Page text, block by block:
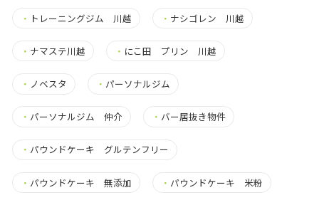
・ トレーニングジム 川越 ・ ナシゴレン 川越
・ ナマステ川越 ・ にこ田 プリン 川越
・ ノベスタ ・ パーソナルジム
・ パーソナルジム 仲介 ・ バー居抜き物件
・ パウンドケーキ グルテンフリー
・ パウンドケーキ 無添加 ・ パウンドケーキ 米粉